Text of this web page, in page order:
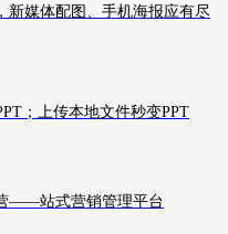
新媒体配图、手机海报应有尽
；上传本地文件秒变PPT
——站式营销管理平台